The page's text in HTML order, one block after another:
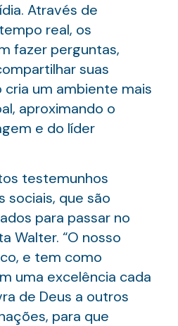
Através de
real, os
fazer perguntas,
suas
cria um ambiente mais
aproximando o
e do líder
testemunhos
sociais, que são
para passar no
Walter. “O nosso
e tem como
uma excelência cada
de Deus a outros
para que